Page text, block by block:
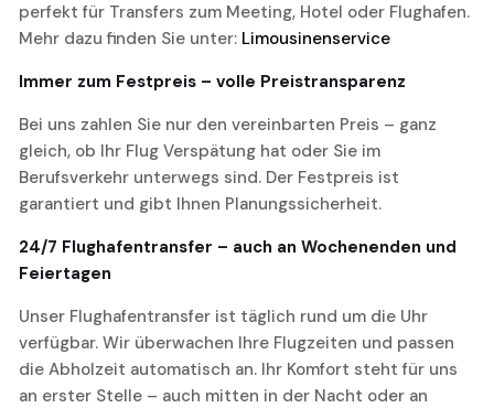
perfekt für Transfers zum Meeting, Hotel oder Flughafen.
Mehr dazu finden Sie unter: Limousinenservice
Immer zum Festpreis – volle Preistransparenz
Bei uns zahlen Sie nur den vereinbarten Preis – ganz
gleich, ob Ihr Flug Verspätung hat oder Sie im
Berufsverkehr unterwegs sind. Der Festpreis ist
garantiert und gibt Ihnen Planungssicherheit.
24/7 Flughafentransfer – auch an Wochenenden und
Feiertagen
Unser Flughafentransfer ist täglich rund um die Uhr
verfügbar. Wir überwachen Ihre Flugzeiten und passen
die Abholzeit automatisch an. Ihr Komfort steht für uns
an erster Stelle – auch mitten in der Nacht oder an